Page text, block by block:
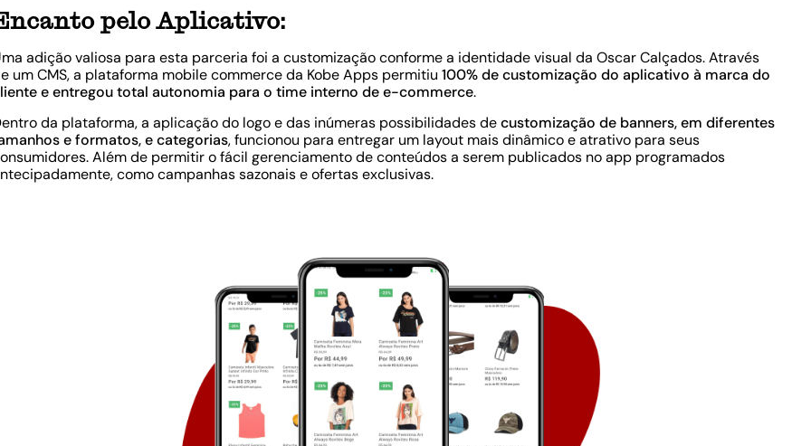
pelo Aplicativo:
adição valiosa para esta parceria foi a customização conforme a identidade visual da Oscar Calçados. Através
um CMS, a plataforma mobile commerce da Kobe Apps permitiu 100% de customização do aplicativo à marca do
e entregou total autonomia para o time interno de e-commerce.
da plataforma, a aplicação do logo e das inúmeras possibilidades decustomização de banners, em diferentes
e formatos, e categorias, funcionou para entregar um layout mais dinâmico e atrativo para seus
Além de permitir o fácil gerenciamento de conteúdos a serem publicados no app programados
como campanhas sazonais e ofertas exclusivas.